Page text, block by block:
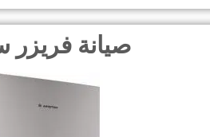
صيانة